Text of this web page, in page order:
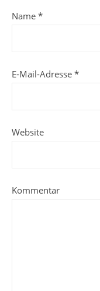
Name *
E-Mail-Adresse *
Website
Kommentar